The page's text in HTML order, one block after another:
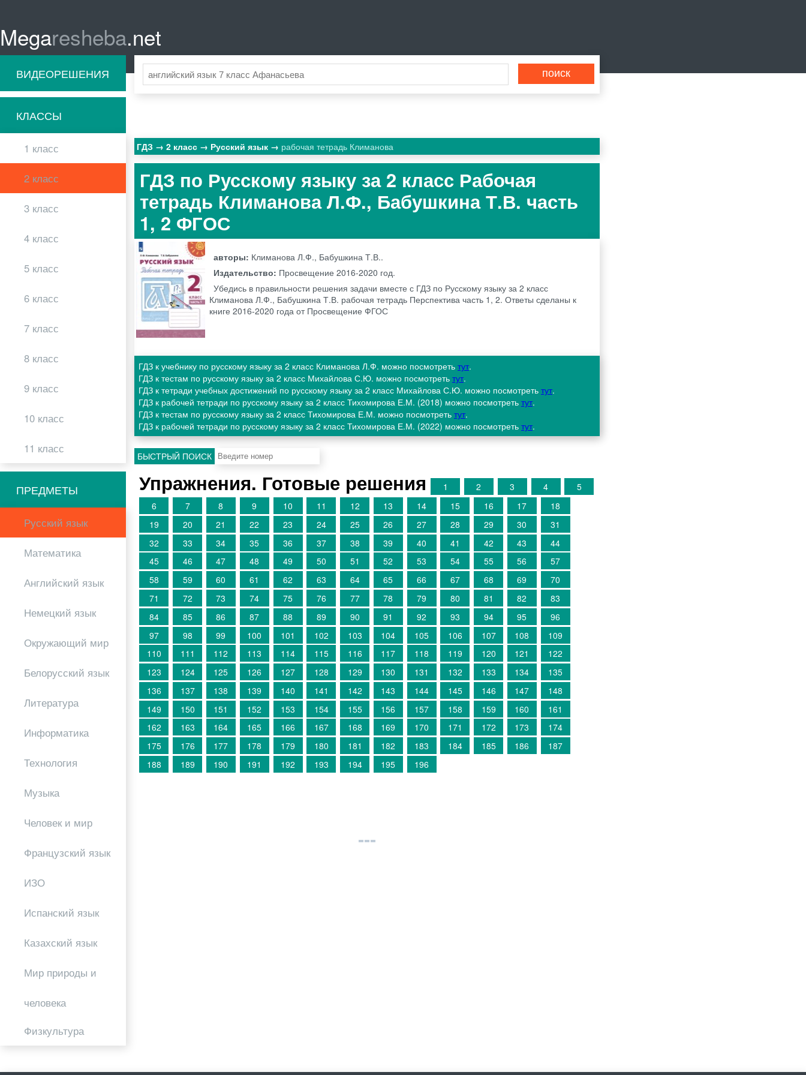
Megaresheba.net
ВИДЕОРЕШЕНИЯ
КЛАССЫ
1 класс
2 класс
3 класс
4 класс
5 класс
6 класс
7 класс
8 класс
9 класс
10 класс
11 класс
ПРЕДМЕТЫ
Русский язык
Математика
Английский язык
Немецкий язык
Окружающий мир
Белорусский язык
Литература
Информатика
Технология
Музыка
Человек и мир
Французский язык
ИЗО
Испанский язык
Казахский язык
Мир природы и
человека
Физкультура
ГДЗ 2 класс Русский язык рабочая тетрадь Климанова
ГДЗ по Русскому языку за 2 класс Рабочая
тетрадь Климанова Л.Ф., Бабушкина Т.В. часть
1, 2 ФГОС
авторы: Климанова Л.Ф., Бабушкина Т.В..
Издательство: Просвещение 2016-2020 год.
Убедись в правильности решения задачи вместе с ГДЗ по Русскому языку за 2 класс
Климанова Л.Ф., Бабушкина Т.В. рабочая тетрадь Перспектива часть 1, 2. Ответы сделаны к
книге 2016-2020 года от Просвещение ФГОС
ГДЗ к учебнику по русскому языку за 2 класс Климанова Л.Ф. можно посмотреть тут.
ГДЗ к тестам по русскому языку за 2 класс Михайлова С.Ю. можно посмотреть тут.
ГДЗ к тетради учебных достижений по русскому языку за 2 класс Михайлова С.Ю. можно посмотреть тут.
ГДЗ к рабочей тетради по русскому языку за 2 класс Тихомирова Е.М. (2018) можно посмотреть тут.
ГДЗ к тестам по русскому языку за 2 класс Тихомирова Е.М. можно посмотреть тут.
ГДЗ к рабочей тетради по русскому языку за 2 класс Тихомирова Е.М. (2022) можно посмотреть тут.
БЫСТРЫЙ ПОИСК
Упражнения. Готовые решения 1 2 3 4
5
6
7 8 9 10 11 12 13 14 15 16 17
18
19
20 21 22 23 24 25 26 27 28 29 30
31
32
33 34 35 36 37 38 39 40 41 42 43
44
45
46 47 48 49 50 51 52 53 54 55 56
57
58
59 60 61 62 63 64 65 66 67 68 69
70
71
72 73 74 75 76 77 78 79 80 81 82
83
84
85 86 87 88 89 90 91 92 93 94 95
96
97
98 99 100 101 102 103 104 105 106 107 108
109
110
111 112 113 114 115 116 117 118 119 120 121
122
123
124 125 126 127 128 129 130 131 132 133 134
135
136
137 138 139 140 141 142 143 144 145 146 147
148
149
150 151 152 153 154 155 156 157 158 159 160
161
162
163 164 165 166 167 168 169 170 171 172 173
174
175
176 177 178 179 180 181 182 183 184 185 186
187
188
189 190 191 192 193 194 195 196